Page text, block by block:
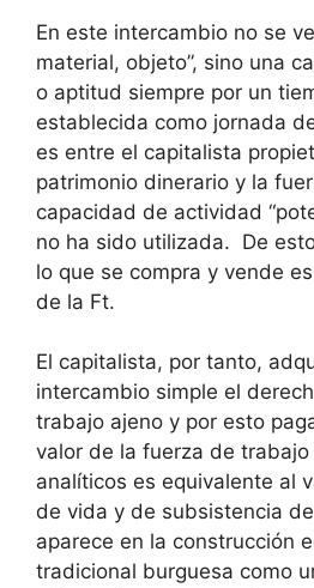
En este intercambio no se
material, objeto”, sino una
o aptitud siempre por un
establecida como jornada
es entre el capitalista
patrimonio dinerario y la
capacidad de actividad
no ha sido utilizada. De
lo que se compra y vende
de la Ft.
El capitalista, por tanto,
intercambio simple el
trabajo ajeno y por esto
valor de la fuerza de
analíticos es equivalente al
de vida y de subsistencia
aparece en la construcción
tradicional burguesa como